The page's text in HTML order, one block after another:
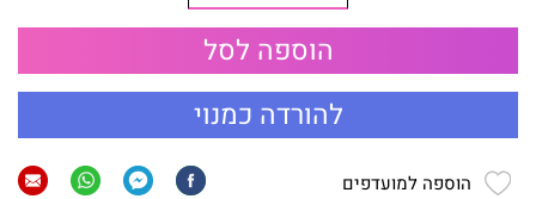
הוספה לסל
להורדה כמנוי
הוספה למועדפים